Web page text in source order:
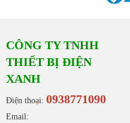
CÔNG TY TNHH
THIẾT BỊ ĐIỆN
XANH
Điện thoại: 0938771090
Email: